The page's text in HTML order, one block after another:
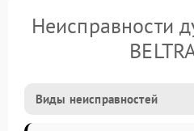
Неисправности
Виды неисправностей